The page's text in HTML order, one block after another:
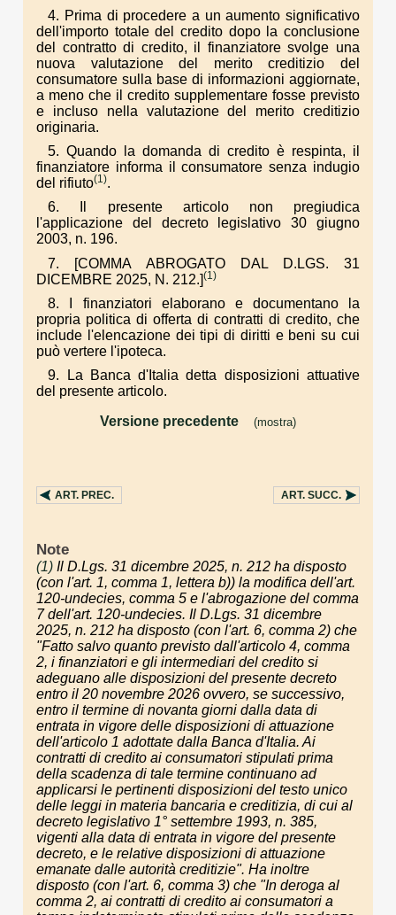
4. Prima di procedere a un aumento significativo
dell'importo totale del credito dopo la conclusione
del contratto di credito, il finanziatore svolge una
nuova valutazione del merito creditizio del
consumatore sulla base di informazioni aggiornate,
a meno che il credito supplementare fosse previsto
e incluso nella valutazione del merito creditizio
originaria.
5. Quando la domanda di credito è respinta, il
finanziatore informa il consumatore senza indugio
del rifiuto(1).
6. Il presente articolo non pregiudica
l'applicazione del decreto legislativo 30 giugno
2003, n. 196.
7. [COMMA ABROGATO DAL D.LGS. 31
DICEMBRE 2025, N. 212.](1)
8. I finanziatori elaborano e documentano la
propria politica di offerta di contratti di credito, che
include l'elencazione dei tipi di diritti e beni su cui
può vertere l'ipoteca.
9. La Banca d'Italia detta disposizioni attuative
del presente articolo.
Versione precedente
(mostra)
ART. PREC. ART. SUCC.
Note
(1) Il D.Lgs. 31 dicembre 2025, n. 212 ha disposto
(con l'art. 1, comma 1, lettera b)) la modifica dell'art.
120-undecies, comma 5 e l'abrogazione del comma
7 dell'art. 120-undecies. Il D.Lgs. 31 dicembre
2025, n. 212 ha disposto (con l'art. 6, comma 2) che
"Fatto salvo quanto previsto dall'articolo 4, comma
2, i finanziatori e gli intermediari del credito si
adeguano alle disposizioni del presente decreto
entro il 20 novembre 2026 ovvero, se successivo,
entro il termine di novanta giorni dalla data di
entrata in vigore delle disposizioni di attuazione
dell'articolo 1 adottate dalla Banca d'Italia. Ai
contratti di credito ai consumatori stipulati prima
della scadenza di tale termine continuano ad
applicarsi le pertinenti disposizioni del testo unico
delle leggi in materia bancaria e creditizia, di cui al
decreto legislativo 1° settembre 1993, n. 385,
vigenti alla data di entrata in vigore del presente
decreto, e le relative disposizioni di attuazione
emanate dalle autorità creditizie". Ha inoltre
disposto (con l'art. 6, comma 3) che "In deroga al
comma 2, ai contratti di credito ai consumatori a